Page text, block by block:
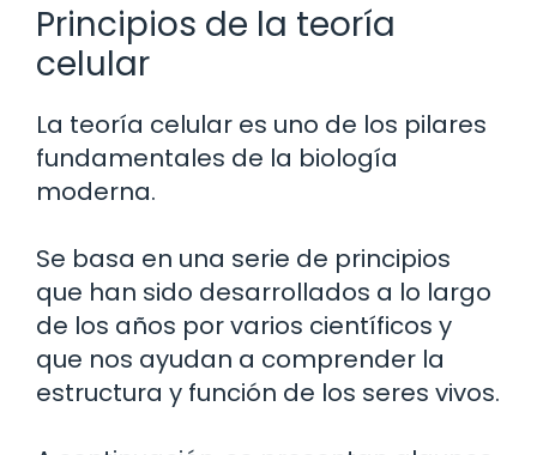
Principios de la teoría
celular
La teoría celular es uno de los pilares
fundamentales de la biología
moderna.
Se basa en una serie de principios
que han sido desarrollados a lo largo
de los años por varios científicos y
que nos ayudan a comprender la
estructura y función de los seres vivos.